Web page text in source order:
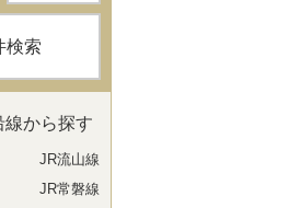
検索
線から探す
JR流山線
JR常磐線